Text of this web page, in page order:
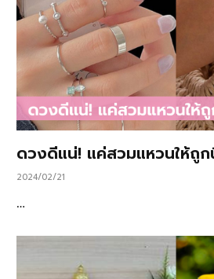
ดวงดีแน่! แค่สวมแหวนให้ถูก
2024/02/21
…